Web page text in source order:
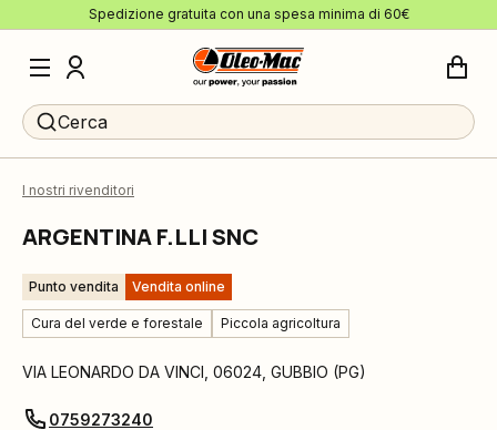
Spedizione gratuita con una spesa minima di 60€
Cerca
I nostri rivenditori
ARGENTINA F.LLI SNC
Punto vendita Vendita online
Cura del verde e forestale Piccola agricoltura
VIA LEONARDO DA VINCI 06024 GUBBIO (PG)
0759273240